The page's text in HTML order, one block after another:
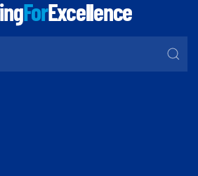
ForExcellence